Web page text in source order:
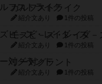
ガルフストライク
紹介文あり 1件の投稿
モズビ－ズ・レイダ－
紹介文あり 1件の投稿
リー対グラント
紹介文あり 1件の投稿